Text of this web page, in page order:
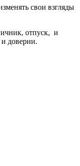
свои взгляды
отпуск, и
доверии.